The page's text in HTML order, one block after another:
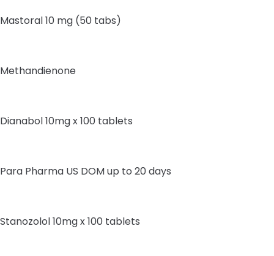
Mastoral 10 mg (50 tabs)
Methandienone
Dianabol 10mg x 100 tablets
Para Pharma US DOM up to 20 days
Stanozolol 10mg x 100 tablets